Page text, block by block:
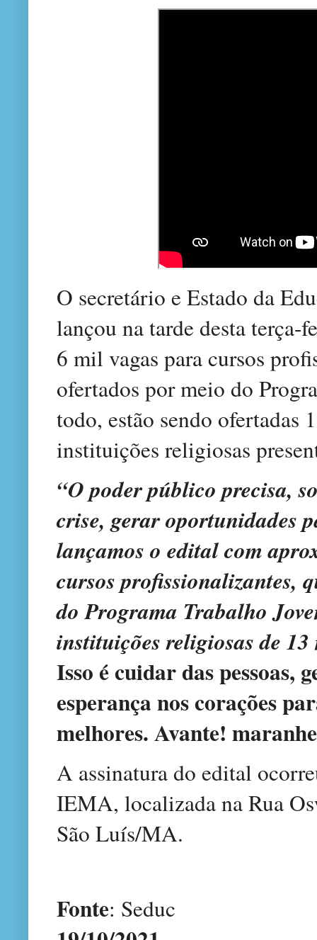
O secretário e Estado da
lançou na tarde desta
6 mil vagas para cursos
ofertados por meio do
todo, estão sendo ofertadas
instituições religiosas
“O poder público precisa,
crise, gerar oportunidades
lançamos o edital com
cursos profissionalizantes,
do Programa Trabalho
instituições religiosas de
Isso é cuidar das pessoas,
esperança nos corações
melhores. Avante!
A assinatura do edital
IEMA, localizada na Rua
São Luís/MA.
Fonte: Seduc